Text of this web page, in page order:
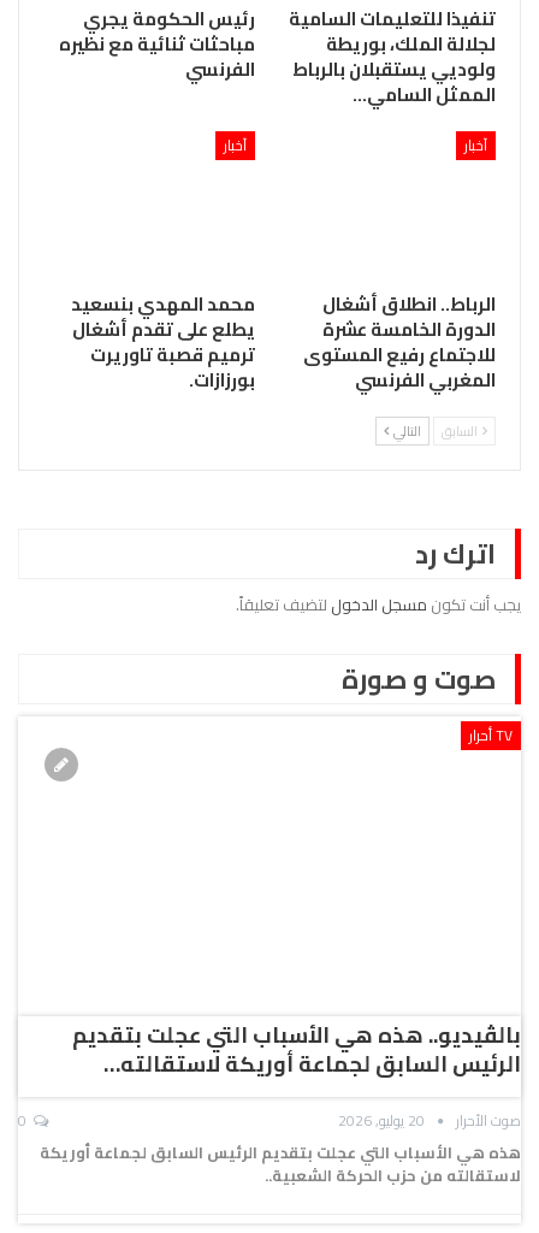
تنفيذا للتعليمات السامية
لجلالة الملك، بوريطة
ولوديي يستقبلان بالرباط
الممثل السامي…
رئيس الحكومة يجري
مباحثات ثنائية مع نظيره
الفرنسي
آخبار
الرباط.. انطلاق أشغال
الدورة الخامسة عشرة
للاجتماع رفيع المستوى
المغربي الفرنسي
آخبار
محمد المهدي بنسعيد
يطلع على تقدم أشغال
ترميم قصبة تاوريرت
بورزازات.
السابق التالي
اترك رد
يجب أنت تكون مسجل الدخول لتضيف تعليقاً.
صوت و صورة
TV أحرار
بالڤيديو.. هذه هي الأسباب التي عجلت بتقديم
الرئيس السابق لجماعة أوريكة لاستقالته…
صوت الأحرار 20 يوليو, 2026
هذه هي الأسباب التي عجلت بتقديم الرئيس السابق لجماعة أوريكة
لاستقالته من حزب الحركة الشعبية..